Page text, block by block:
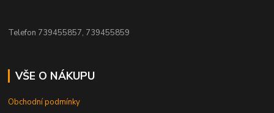
Telefon 739455857, 739455859
VŠE O NÁKUPU
Obchodní podmínky